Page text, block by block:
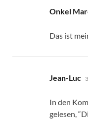
Onkel
Das ist
Jean-Luc
In den
gelesen,